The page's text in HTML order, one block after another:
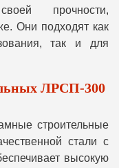
прочности,
Они подходят как
так и для
ЛРСП-300
строительные
стали с
высокую